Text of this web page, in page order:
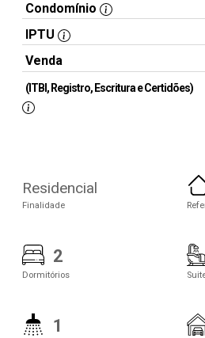
Condomínio
IPTU
Venda
(ITBI, Registro, Escritura e Certidões)
Residencial
Finalidade
2
Dormitórios
1